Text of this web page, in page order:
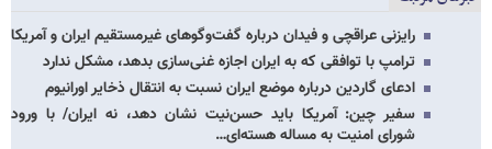
رایزنی عراقچی و فیدان درباره گفت‌وگوهای غیرمستقیم ایران و آمریکا
ترامپ با توافقی که به ایران اجازه غنی‌سازی بدهد، مشکل ندارد
ادعای گاردین درباره موضع ایران نسبت به انتقال ذخایر اورانیوم
سفیر چین: آمریکا باید حسن‌نیت نشان دهد، نه ایران/ با ورود
شورای امنیت به مساله‌ هسته‌ای…